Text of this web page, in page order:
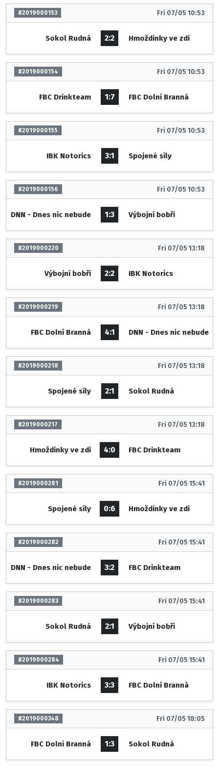
#2019000153 Fri 07/05 10:53
Sokol Rudná 2:2 Hmoždinky ve zdi
#2019000154 Fri 07/05 10:53
FBC Drinkteam 1:7 FBC Dolní Branná
#2019000155 Fri 07/05 10:53
IBK Notorics 3:1 Spojené síly
#2019000156 Fri 07/05 10:53
DNN - Dnes nic nebude 1:3 Výbojní bobři
#2019000220 Fri 07/05 13:18
Výbojní bobři 2:2 IBK Notorics
#2019000219 Fri 07/05 13:18
FBC Dolní Branná 4:1 DNN - Dnes nic nebude
#2019000218 Fri 07/05 13:18
Spojené síly 2:1 Sokol Rudná
#2019000217 Fri 07/05 13:18
Hmoždinky ve zdi 4:0 FBC Drinkteam
#2019000281 Fri 07/05 15:41
Spojené síly 0:6 Hmoždinky ve zdi
#2019000282 Fri 07/05 15:41
DNN - Dnes nic nebude 3:2 FBC Drinkteam
#2019000283 Fri 07/05 15:41
Sokol Rudná 2:1 Výbojní bobři
#2019000284 Fri 07/05 15:41
IBK Notorics 3:3 FBC Dolní Branná
#2019000348 Fri 07/05 18:05
FBC Dolní Branná 1:3 Sokol Rudná